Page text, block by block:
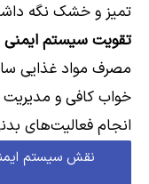
تمیز و خشک نگه
تقویت سیستم ایمنی
مصرف مواد غذایی
خواب کافی و
انجام فعالیت‌های